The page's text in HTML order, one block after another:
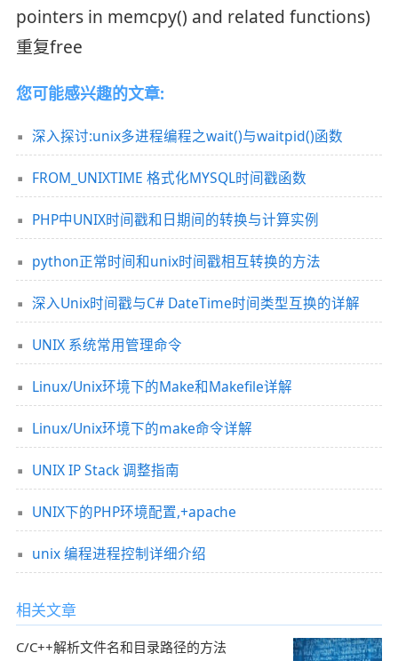
pointers in memcpy() and related functions)
重复free
您可能感兴趣的文章:
深入探讨:unix多进程编程之wait()与waitpid()函数
FROM_UNIXTIME 格式化MYSQL时间戳函数
PHP中UNIX时间戳和日期间的转换与计算实例
python正常时间和unix时间戳相互转换的方法
深入Unix时间戳与C# DateTime时间类型互换的详解
UNIX 系统常用管理命令
Linux/Unix环境下的Make和Makefile详解
Linux/Unix环境下的make命令详解
UNIX IP Stack 调整指南
UNIX下的PHP环境配置,+apache
unix 编程进程控制详细介绍
相关文章
C/C++解析文件名和目录路径的方法